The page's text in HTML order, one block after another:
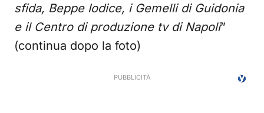
sfida, Beppe Iodice, i Gemelli di Guidonia
e il Centro di produzione tv di Napoli”
(continua dopo la foto)